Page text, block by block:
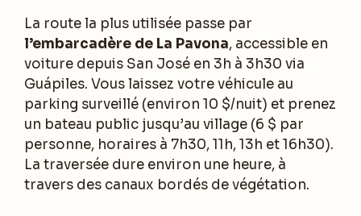
La route la plus utilisée passe par
l’embarcadère de La Pavona, accessible en
voiture depuis San José en 3h à 3h30 via
Guápiles. Vous laissez votre véhicule au
parking surveillé (environ 10 $/nuit) et prenez
un bateau public jusqu’au village (6 $ par
personne, horaires à 7h30, 11h, 13h et 16h30).
La traversée dure environ une heure, à
travers des canaux bordés de végétation.